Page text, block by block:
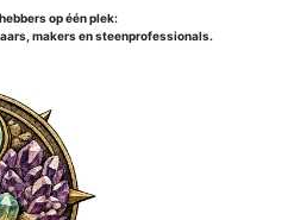
op één plek:
makers en steenprofessionals.